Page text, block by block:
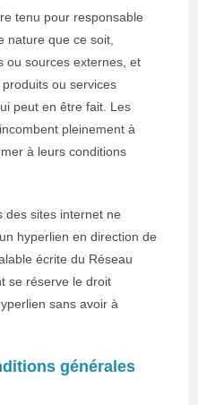
tenu pour responsable
nature que ce soit,
ou sources externes, et
ou services
peut en être fait. Les
pleinement à
à leurs conditions
des sites internet ne
hyperlien en direction de
écrite du Réseau
se réserve le droit
sans avoir à
générales